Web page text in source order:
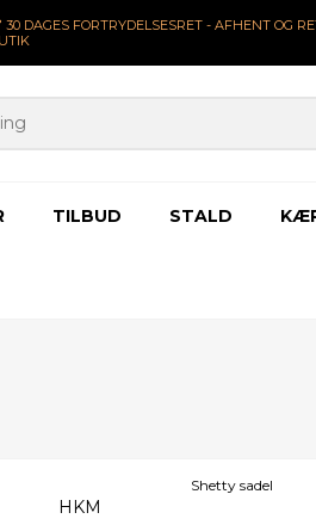
30 DAGESFORTRYDELSESRET - AFHENT OG
TILBUD STALD
Shetty sadel
HKM